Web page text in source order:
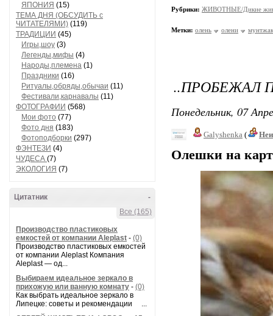
ЯПОНИЯ (15)
ТЕМА ДНЯ (ОБСУДИТЬ с
ЧИТАТЕЛЯМИ) (119)
ТРАДИЦИИ (45)
Игры,шоу (3)
Легенды,мифы (4)
Народы,племена (1)
Праздники (16)
Ритуалы,обряды,обычаи (11)
Фестивали,карнавалы (11)
ФОТОГРАФИИ (568)
Мои фото (77)
Фото дня (183)
Фотоподборки (297)
ФЭНТЕЗИ (4)
ЧУДЕСА (7)
ЭКОЛОГИЯ (7)
-
Цитатник
Все (165)
Производство пластиковых
емкостей от компании Aleplast - (0)
Производство пластиковых емкостей
от компании Aleplast Компания
Aleplast — од...
Выбираем идеальное зеркало в
прихожую или ванную комнату - (0)
Как выбрать идеальное зеркало в
Липецке: советы и рекомендации ...
Рубрики: ЖИВОТНЫЕ/Дикие
Метки: олень олени мунтжак
..ПРОБЕЖАЛ
Понедельник, 07
Galyshenka (
Олешки на